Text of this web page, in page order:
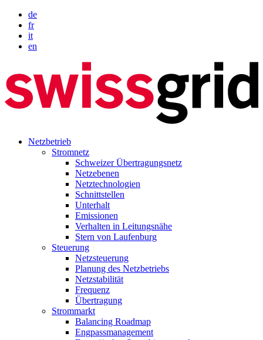
de
fr
it
en
Netzbetrieb
Stromnetz
Schweizer Übertragungsnetz
Netzebenen
Netztechnologien
Schnittstellen
Unterhalt
Emissionen
Verhalten in Leitungsnähe
Stern von Laufenburg
Steuerung
Netzsteuerung
Planung des Netzbetriebs
Netzstabilität
Frequenz
Übertragung
Strommarkt
Balancing Roadmap
Engpassmanagement